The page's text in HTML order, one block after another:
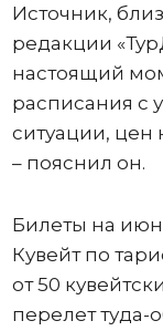
Источник,
редакции
настоящий
расписания с
ситуации, цен
– пояснил он.
Билеты на
Кувейт по
от 50
перелет туда-